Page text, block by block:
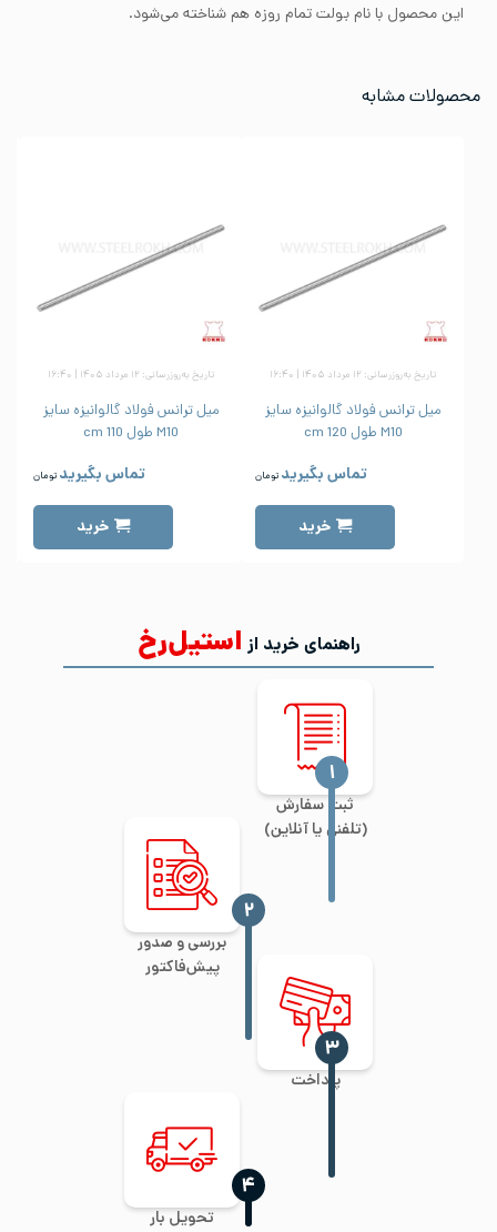
این محصول با نام بولت تمام روزه هم شناخته می‌شود.
محصولات مشابه
تاریخ به‌روزرسانی: ۱۲ مرداد ۱۴۰۵ | ۱۶:۴۰
میل ترانس فولاد گالوانیزه سایز
M10 طول 120 cm
تماس بگیرید تومان
خرید
تاریخ به‌روزرسانی: ۱۲ مرداد ۱۴۰۵ | ۱۶:۴۰
میل ترانس فولاد گالوانیزه سایز
M10 طول 110 cm
تماس بگیرید تومان
خرید
راهنمای خرید از استیل‌رخ
ثبت سفارش
(تلفنی یا آنلاین)
‍۱
بررسی و صدور
پیش‌فاکتور
‍۲
پرداخت
‍۳
تحویل بار
‍۴